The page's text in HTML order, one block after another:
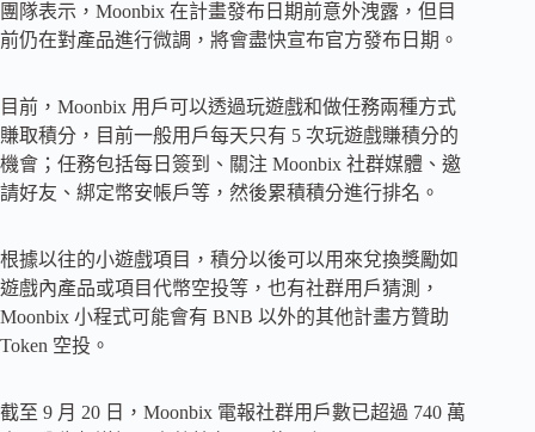
團隊表示，Moonbix 在計畫發布日期前意外洩露，但目
前仍在對產品進行微調，將會盡快宣布官方發布日期。
目前，Moonbix 用戶可以透過玩遊戲和做任務兩種方式
賺取積分，目前一般用戶每天只有 5 次玩遊戲賺積分的
機會；任務包括每日簽到、關注 Moonbix 社群媒體、邀
請好友、綁定幣安帳戶等，然後累積積分進行排名。
根據以往的小遊戲項目，積分以後可以用來兌換獎勵如
遊戲內產品或項目代幣空投等，也有社群用戶猜測，
Moonbix 小程式可能會有 BNB 以外的其他計畫方贊助
Token 空投。
截至 9 月 20 日，Moonbix 電報社群用戶數已超過 740 萬